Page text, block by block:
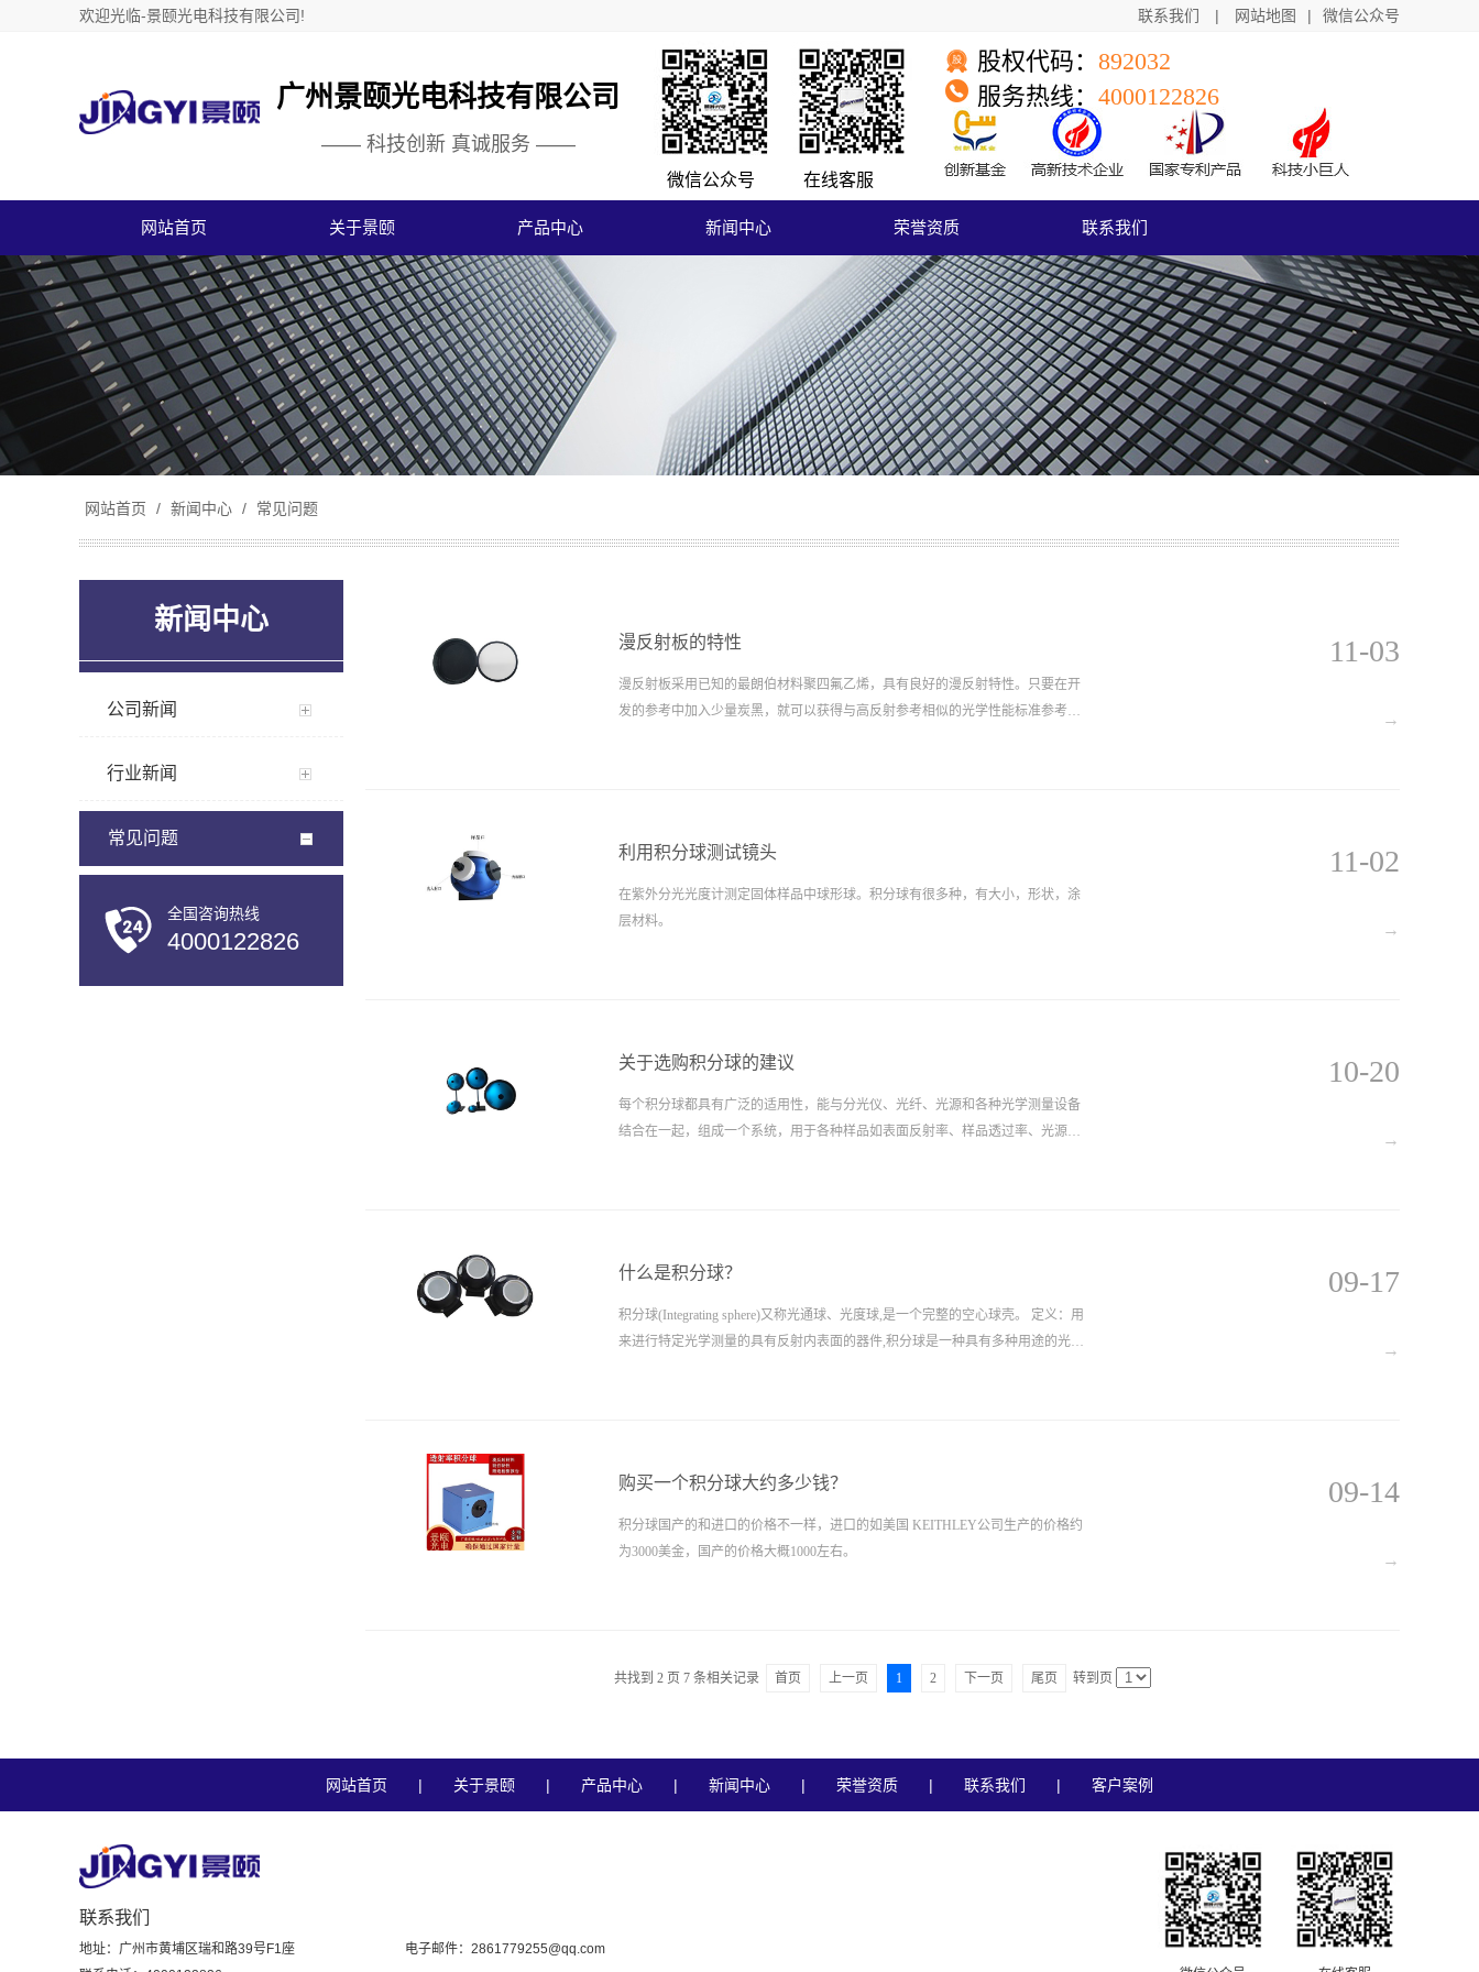
欢迎光临-景颐光电科技有限公司! 联系我们 | 网站地图 | 微信公众号
广州景颐光电科技有限公司
—— 科技创新 真诚服务 ——
微信公众号 在线客服
股权代码： 892032
服务热线： 4000122826
网站首页 关于景颐 产品中心 新闻中心 荣誉资质 联系我们
网站首页 / 新闻中心 / 常见问题
新闻中心
公司新闻
行业新闻
常见问题
全国咨询热线
4000122826
漫反射板的特性
漫反射板采用已知的最朗伯材料聚四氟乙烯，具有良好的漫反射特性。只要在开
发的参考中加入少量炭黑，就可以获得与高反射参考相似的光学性能标准参考
11-03
→
利用积分球测试镜头
在紫外分光光度计测定固体样品中球形球。积分球有很多种，有大小，形状，涂
层材料。
11-02
→
关于选购积分球的建议
每个积分球都具有广泛的适用性，能与分光仪、光纤、光源和各种光学测量设备
结合在一起，组成一个系统，用于各种样品如表面反射率、样品透过率、光源辐
10-20
→
什么是积分球？
积分球(Integrating sphere)又称光通球、光度球,是一个完整的空心球壳。 定义：用
来进行特定光学测量的具有反射内表面的器件,积分球是一种具有多种用途的光学
09-17
→
购买一个积分球大约多少钱？
积分球国产的和进口的价格不一样，进口的如美国 KEITHLEY公司生产的价格约
为3000美金，国产的价格大概1000左右。
09-14
→
共找到 2 页 7 条相关记录 首页 上一页 1 2 下一页 尾页 转到页
网站首页 | 关于景颐 | 产品中心 | 新闻中心 | 荣誉资质 | 联系我们 | 客户案例
联系我们
地址：广州市黄埔区瑞和路39号F1座
电子邮件：2861779255@qq.com